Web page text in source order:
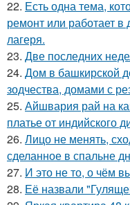
22. Есть одна тема,
ремонт или работает в
лагеря.
23. Две последних
24. Дом в башкирской
зодчества, домами с
25. Айшвария рай на
платье от индийского
26. Лицо не менять,
сделанное в спальне
27. И это не то, о чём
28. Её назвали